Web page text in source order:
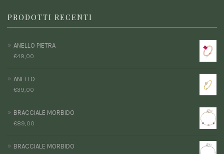
PRODOTTI RECENTI
ANELLO PIETRA
€49,00
ANELLO
€39,00
BRACCIALE MORBIDO
€89,00
BRACCIALE MORBIDO